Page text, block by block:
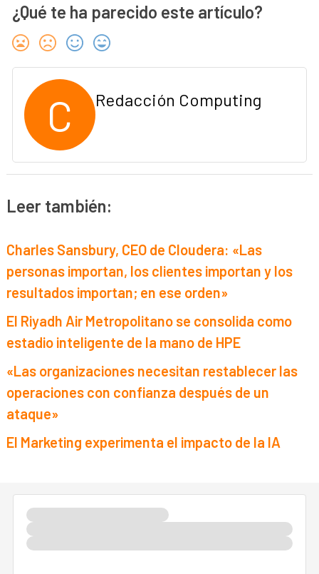
¿Qué te ha parecido este artículo?
C Redacción Computing
Leer también:
Charles Sansbury, CEO de Cloudera: «Las
personas importan, los clientes importan y los
resultados importan; en ese orden»
El Riyadh Air Metropolitano se consolida como
estadio inteligente de la mano de HPE
«Las organizaciones necesitan restablecer las
operaciones con confianza después de un
ataque»
El Marketing experimenta el impacto de la IA